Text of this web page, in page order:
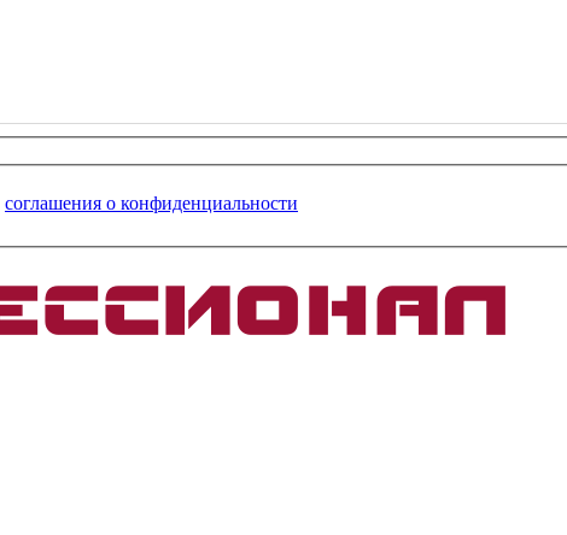
соглашения о конфиденциальности